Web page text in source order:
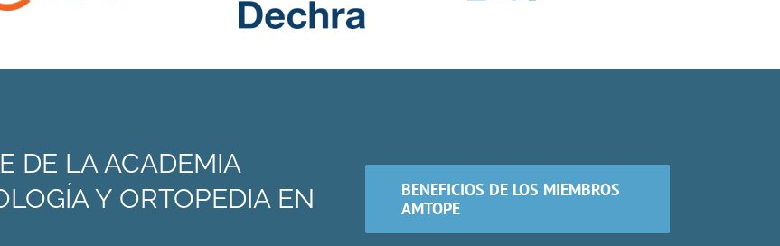
DE LA ACADEMIA
Y ORTOPEDIA EN
BENEFICIOS DE LOS MIEMBROS
AMTOPE